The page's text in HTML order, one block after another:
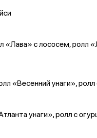
«Лава» с лососем, ролл
«Весенний унаги», ролл
унаги», ролл с